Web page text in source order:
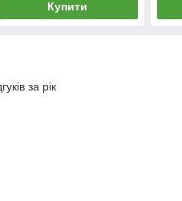
Купити
за рік